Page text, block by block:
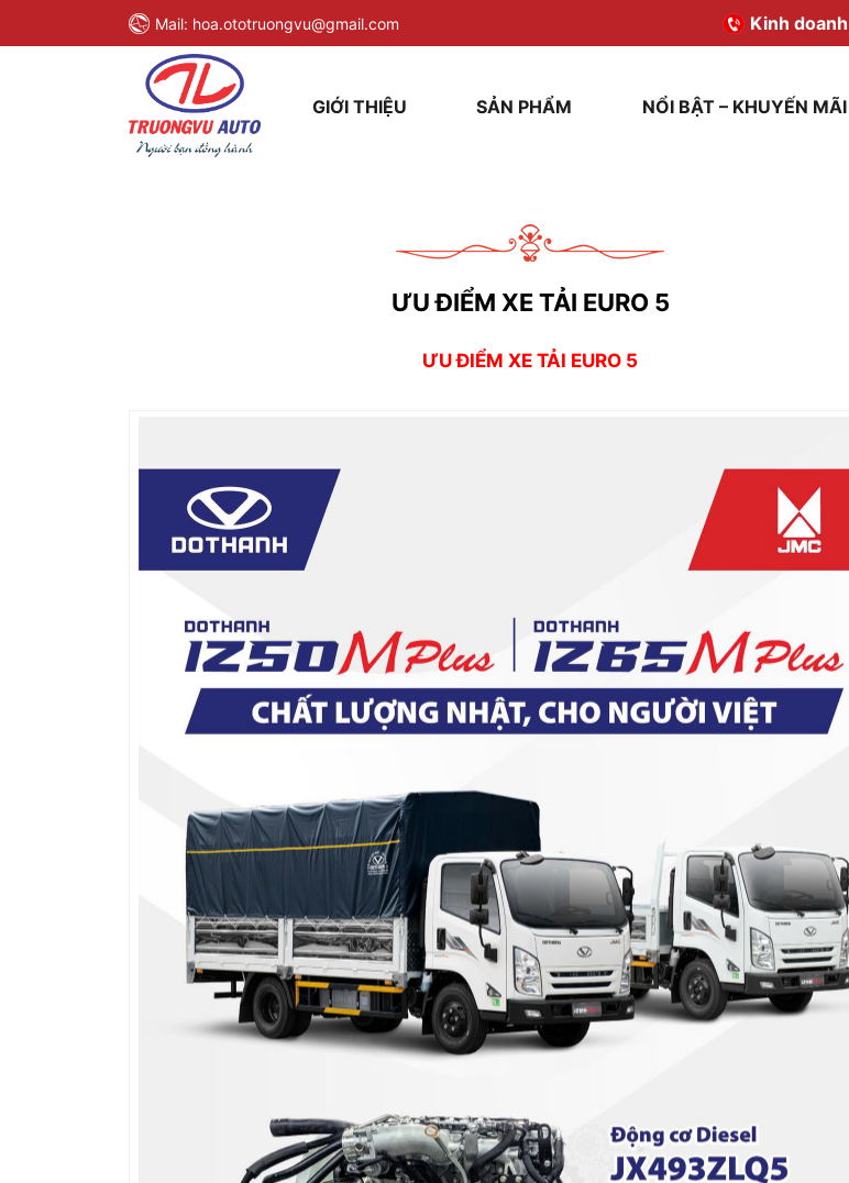
Mail: hoa.ototruongvu@gmail.com Kinh
GIỚI THIỆU SẢN PHẨM NỔI BẬT – KHUYẾN MÃI
ƯU ĐIỂM XE TẢI EURO 5
ƯU ĐIỂM XE TẢI EURO 5